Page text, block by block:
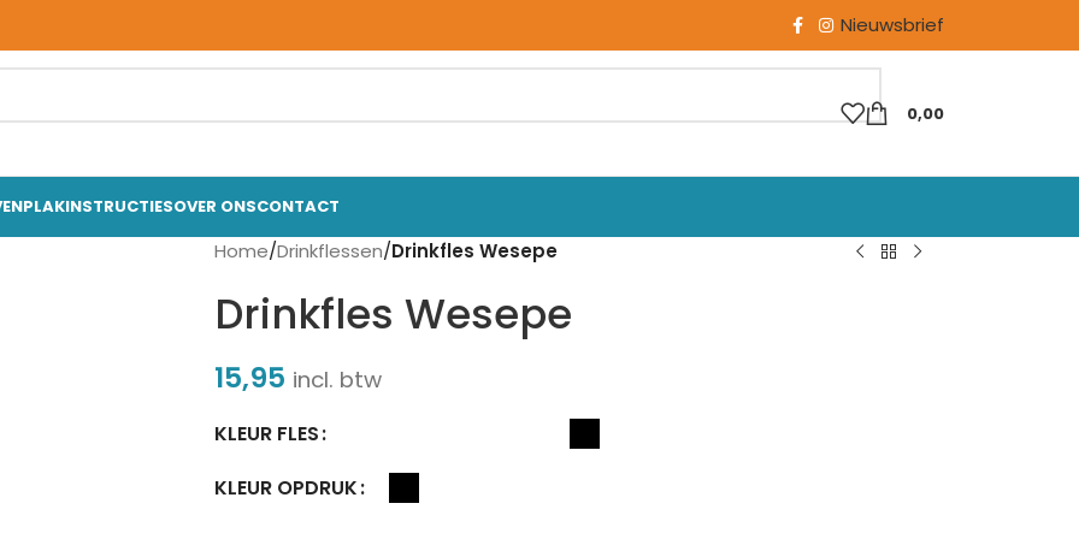
Nieuwsbrief
0,00
PLAKINSTRUCTIESOVER ONSCONTACT
Home/Drinkflessen/Drinkfles Wesepe
Drinkfles Wesepe
15,95 incl. btw
KLEUR FLES
KLEUR OPDRUK